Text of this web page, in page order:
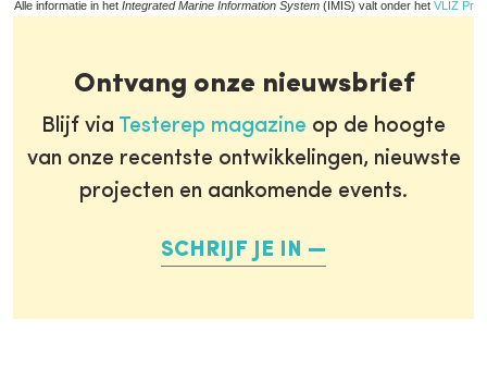
Alle informatie in het Integrated Marine Information System (IMIS) valt onder het VLIZ
Ontvang onze nieuwsbrief
Blijf via Testerep magazine op de hoogte
van onze recentste ontwikkelingen, nieuwste
projecten en aankomende events.
SCHRIJF JE IN